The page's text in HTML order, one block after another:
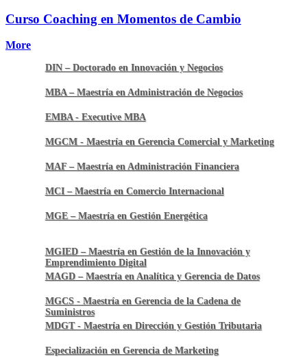
Curso Coaching en Momentos de Cambio
More
DIN – Doctorado en Innovación y Negocios
MBA – Maestría en Administración de Negocios
EMBA - Executive MBA
MGCM - Maestría en Gerencia Comercial y Marketing
MAF – Maestría en Administración Financiera
MCI – Maestría en Comercio Internacional
MGE – Maestría en Gestión Energética
MGIED – Maestría en Gestión de la Innovación y
Emprendimiento Digital
MAGD – Maestría en Analítica y Gerencia de Datos
MGCS - Maestría en Gerencia de la Cadena de
Suministros
MDGT - Maestría en Dirección y Gestión Tributaria
Especialización en Gerencia de Marketing